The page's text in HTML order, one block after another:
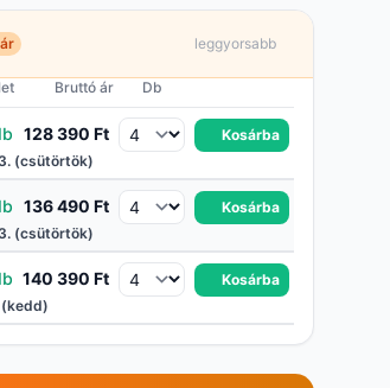
leggyorsabb
Bruttó ár Db
128 390 Ft
Kosárba
(csütörtök)
136 490 Ft
Kosárba
(csütörtök)
140 390 Ft
Kosárba
(kedd)